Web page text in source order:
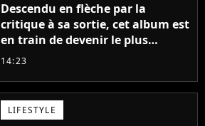
Descendu en flèche par la
critique à sa sortie, cet album est
en train de devenir le plus
populaire de son auteur
14:23
LIFESTYLE